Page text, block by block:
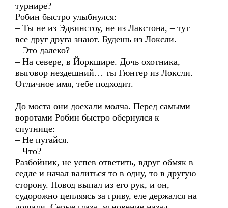
турнире?
Робин быстро улыбнулся:
– Ты не из Эдвинстоу, не из Лакстона, – тут
все друг друга знают. Будешь из Локсли.
– Это далеко?
– На севере, в Йоркшире. Дочь охотника,
выговор нездешний… ты Гюнтер из Локсли.
Отличное имя, тебе подходит.
До моста они доехали молча. Перед самыми
воротами Робин быстро обернулся к
спутнице:
– Не пугайся.
– Что?
Разбойник, не успев ответить, вдруг обмяк в
седле и начал валиться то в одну, то в другую
сторону. Повод выпал из его рук, и он,
судорожно цепляясь за гриву, еле держался на